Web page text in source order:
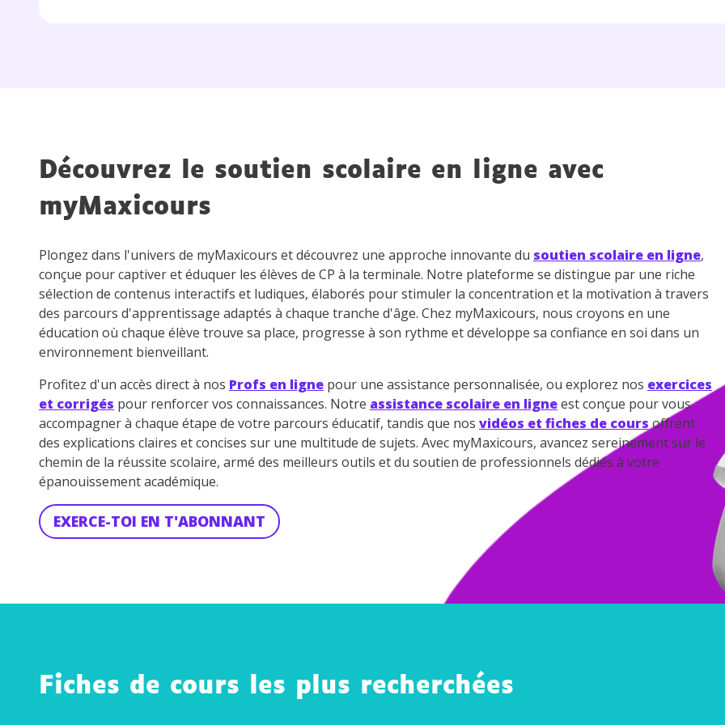
Découvrez le soutien scolaire en ligne avec
myMaxicours
Plongez dans l'univers de myMaxicours et découvrez une approche innovante du soutien scolaire en ligne,
conçue pour captiver et éduquer les élèves de CP à la terminale. Notre plateforme se distingue par une riche
sélection de contenus interactifs et ludiques, élaborés pour stimuler la concentration et la motivation à travers
des parcours d'apprentissage adaptés à chaque tranche d'âge. Chez myMaxicours, nous croyons en une
éducation où chaque élève trouve sa place, progresse à son rythme et développe sa confiance en soi dans un
environnement bienveillant.
Profitez d'un accès direct à nos Profs en ligne pour une assistance personnalisée, ou explorez nos exercices
et corrigés pour renforcer vos connaissances. Notre assistance scolaire en ligneest conçue pour vous
accompagner à chaque étape de votre parcours éducatif, tandis que nos vidéos et fiches de coursoffrent
des explications claires et concises sur une multitude de sujets. Avec myMaxicours, avancez sereinement sur le
chemin de la réussite scolaire, armé des meilleurs outils et du soutien de professionnels dédiés à votre
épanouissement académique.
EXERCE-TOI EN T'ABONNANT
Fiches de cours les plus recherchées